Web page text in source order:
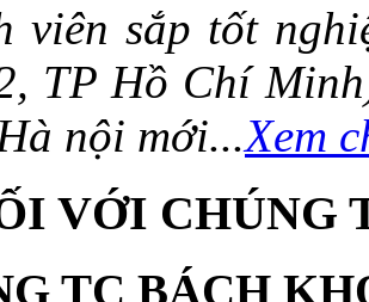
viên sắp tốt
TP Hồ Chí
nội mới...Xem
VỚI CHÚNG
TC BÁCH